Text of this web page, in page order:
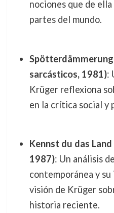
nociones que de
partes del mundo.
Spötterdämmerung
sarcásticos, 1981):
Krüger reflexiona
en la crítica social y
Kennst du das
1987): Un análisis
contemporánea y
visión de Krüger
historia reciente.